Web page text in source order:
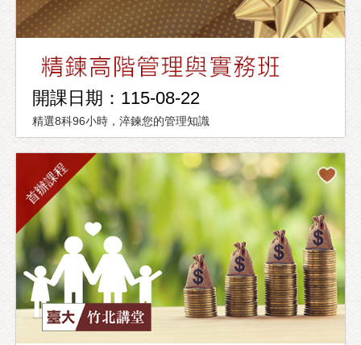
開課日期：115-08-22
精選8科96小時，淬鍊您的管理知識
首辦課程